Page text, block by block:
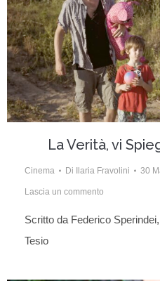
La Verità, vi
Cinema Di Ilaria Fravolini 30
Lascia un commento
Scritto da Federico
Tesio